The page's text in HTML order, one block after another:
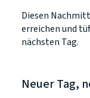
Diesen
erreichen und
nächsten Tag.
Neuer Tag,